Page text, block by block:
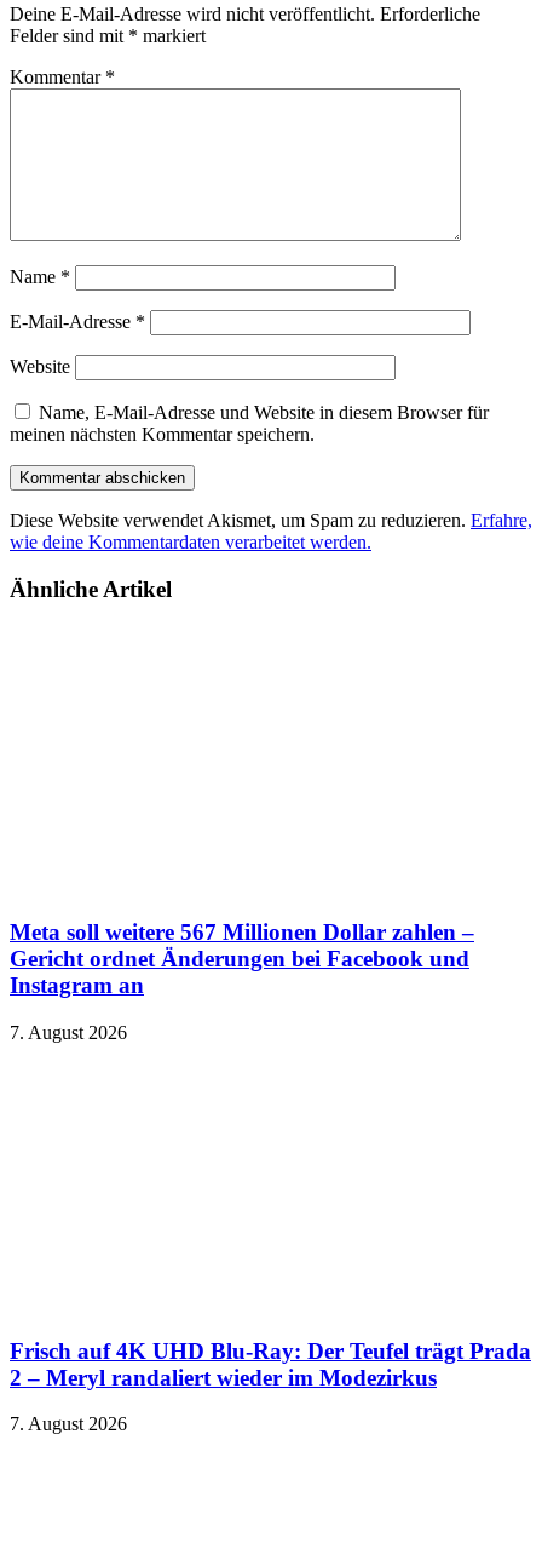
Deine E-Mail-Adresse wird nicht veröffentlicht. Erforderliche
Felder sind mit * markiert
Kommentar *
Name *
E-Mail-Adresse *
Website
Name, E-Mail-Adresse und Website in diesem Browser für
meinen nächsten Kommentar speichern.
Diese Website verwendet Akismet, um Spam zu reduzieren. Erfahre,
wie deine Kommentardaten verarbeitet werden.
Ähnliche Artikel
Meta soll weitere 567 Millionen Dollar zahlen –
Gericht ordnet Änderungen bei Facebook und
Instagram an
7. August 2026
Frisch auf 4K UHD Blu-Ray: Der Teufel trägt Prada
2 – Meryl randaliert wieder im Modezirkus
7. August 2026